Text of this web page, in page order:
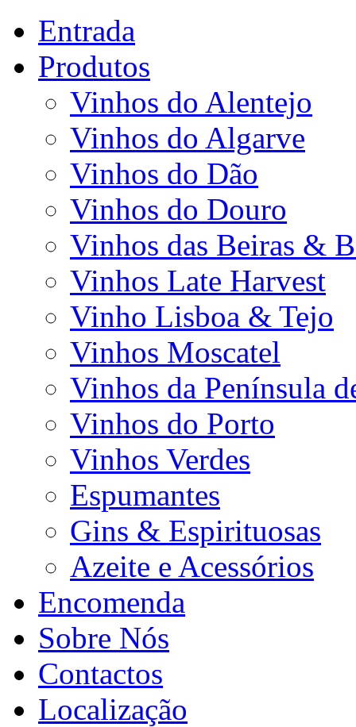
Entrada
Produtos
Vinhos do Alentejo
Vinhos do Algarve
Vinhos do Dão
Vinhos do Douro
Vinhos das Beiras &
Vinhos Late Harvest
Vinho Lisboa & Tejo
Vinhos Moscatel
Vinhos da Península
Vinhos do Porto
Vinhos Verdes
Espumantes
Gins & Espirituosas
Azeite e Acessórios
Encomenda
Sobre Nós
Contactos
Localização